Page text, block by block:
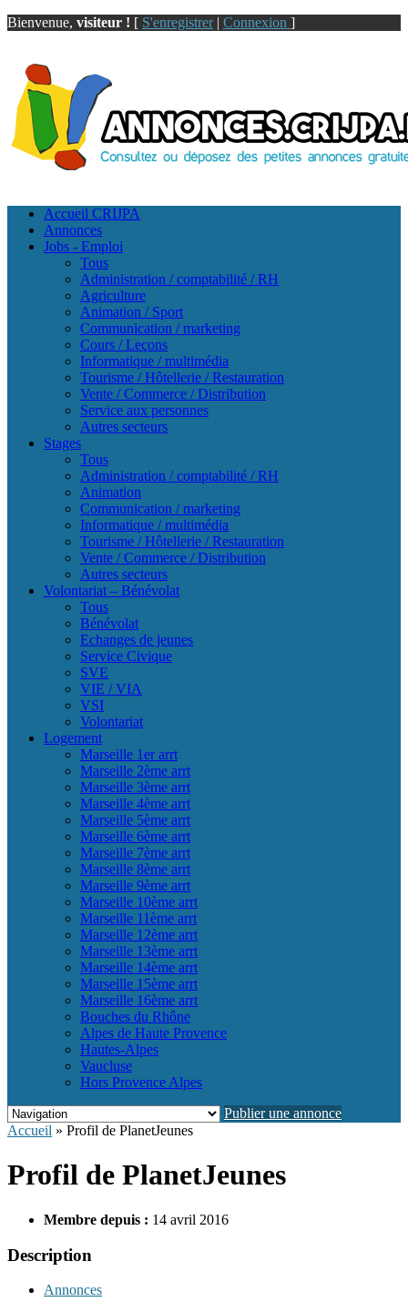
Bienvenue, visiteur ! [ S'enregistrer| Connexion ]
Accueil CRIJPA
Annonces
Jobs - Emploi
Tous
Administration / comptabilité / RH
Agriculture
Animation / Sport
Communication / marketing
Cours / Leçons
Informatique / multimédia
Tourisme / Hôtellerie / Restauration
Vente / Commerce / Distribution
Service aux personnes
Autres secteurs
Stages
Tous
Administration / comptabilité / RH
Animation
Communication / marketing
Informatique / multimédia
Tourisme / Hôtellerie / Restauration
Vente / Commerce / Distribution
Autres secteurs
Volontariat – Bénévolat
Tous
Bénévolat
Echanges de jeunes
Service Civique
SVE
VIE / VIA
VSI
Volontariat
Logement
Marseille 1er arrt
Marseille 2ème arrt
Marseille 3ème arrt
Marseille 4ème arrt
Marseille 5ème arrt
Marseille 6ème arrt
Marseille 7ème arrt
Marseille 8ème arrt
Marseille 9ème arrt
Marseille 10ème arrt
Marseille 11ème arrt
Marseille 12ème arrt
Marseille 13ème arrt
Marseille 14ème arrt
Marseille 15ème arrt
Marseille 16ème arrt
Bouches du Rhône
Alpes de Haute Provence
Hautes-Alpes
Vaucluse
Hors Provence Alpes
Publier une annonce
Accueil » Profil de PlanetJeunes
Profil de PlanetJeunes
Membre depuis : 14 avril 2016
Description
Annonces